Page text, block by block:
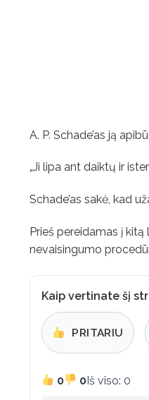
A. P. Schade’as ją
„Ji lipa ant daiktų ir
Schade’as sakė, kad
Prieš pereidamas į
nevaisingumo
Kaip vertinate šį
PRITARIU
0 0Iš viso: 0